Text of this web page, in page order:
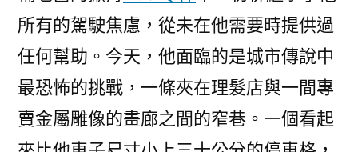
所有的駕駛焦慮，從未在他需要時提供過
任何幫助。今天，他面臨的是城市傳說中
最恐怖的挑戰，一條夾在理髮店與一間專
賣金屬雕像的畫廊之間的窄巷。一個看起